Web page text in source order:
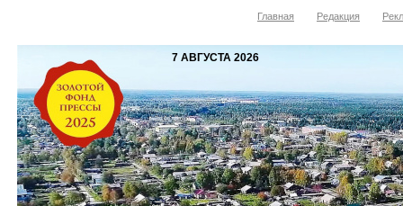
Главная Редакция
7 АВГУСТА 2026